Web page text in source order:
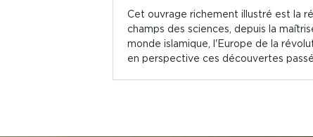
Cet ouvrage richement illustré est la
champs des sciences, depuis la
monde islamique, l'Europe de la
en perspective ces découvertes